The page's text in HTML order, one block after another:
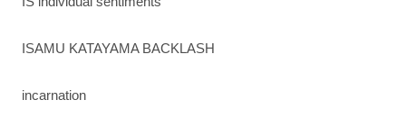
ISAMU KATAYAMA BACKLASH
incarnation